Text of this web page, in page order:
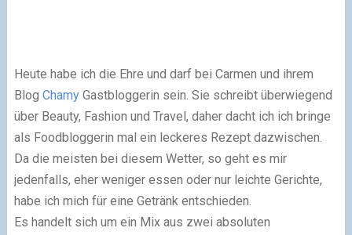
Heute habe ich die Ehre und darf bei Carmen und ihrem
Blog ChamyGastbloggerin sein. Sie schreibt überwiegend
über Beauty, Fashion und Travel, daher dacht ich ich bringe
als Foodbloggerin mal ein leckeres Rezept dazwischen.
Da die meisten bei diesem Wetter, so geht es mir
jedenfalls, eher weniger essen oder nur leichte Gerichte,
habe ich mich für eine Getränk entschieden.
Es handelt sich um ein Mix aus zwei absoluten